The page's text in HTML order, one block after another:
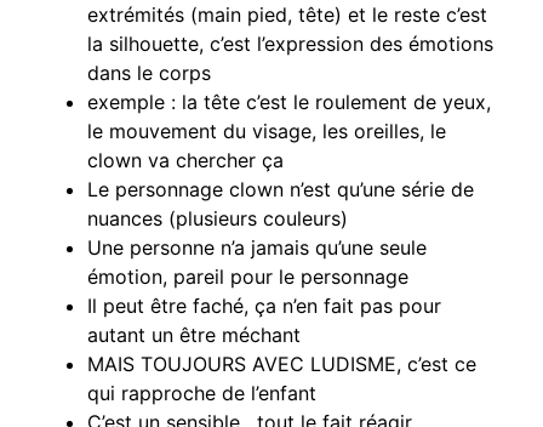
extrémités (main pied, tête) et le reste c’est
la silhouette, c’est l’expression des émotions
dans le corps
exemple : la tête c’est le roulement de yeux,
le mouvement du visage, les oreilles, le
clown va chercher ça
Le personnage clown n’est qu’une série de
nuances (plusieurs couleurs)
Une personne n’a jamais qu’une seule
émotion, pareil pour le personnage
Il peut être faché, ça n’en fait pas pour
autant un être méchant
MAIS TOUJOURS AVEC LUDISME, c’est ce
qui rapproche de l’enfant